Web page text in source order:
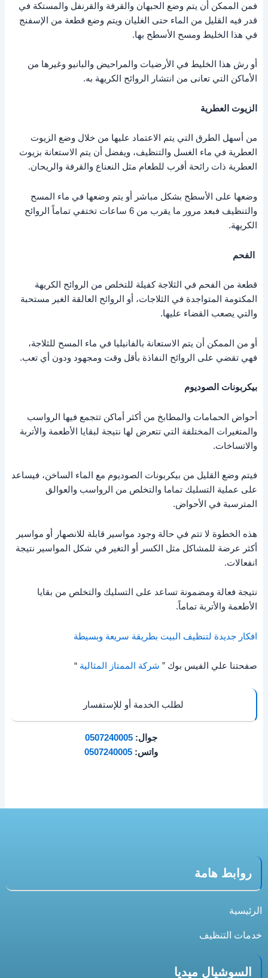
فمن الممكن أن يتم وضع الحبهان والقرفة والقرنفل والمستكة في
قدر فيه القليل من الماء حتى الغليان ويتم وضع قطعة من الإسفنج
في هذا الخليط ومسح الأسطح بها.
أو رش هذا الخليط في الأرضيات والمراحيض والبانيو وغيرها من
الأماكن التي تعانى من انتشار الروائح الكريهة به.
الزيوت العطرية
من أسهل الطرق التي يتم الاعتماد عليها من خلال وضع الزيوت
العطرية في ماء الغسل والتنظيف، ويفضل أن يتم الاستعانة بزيوت
العطرية ذات رائحة أقرب للطعام مثل النعناع والقرفة والريحان.
وضعها على الأسطح بشكل مباشر أو يتم وضعها في ماء المسح
والتنظيف فبعد مرور ما يقرب من 6 ساعات تختفي تماماً الروائح
الكريهة.
الفحم
قطعة من الفحم في الثلاجة كفيلة للتخلص من الروائح الكريهة
المكتومة المتواجدة في الثلاجات، أو الروائح العالقة الغير مستحبة
والتي يصعب القضاء عليها.
أو من الممكن أن يتم الاستعانة بالفانيليا في ماء المسح للثلاجة،
فهي تقضي على الروائح النفاذة بأقل وقت ومجهود ودون أي تعب.
بيكربونات الصوديوم
أحواض الحمامات والمطابخ من أكثر أماكن تتجمع فيها الرواسب
والمتغيرات المختلفة التي تتعرض لها نتيجة لبقايا الأطعمة والأتربة
والاتساخات.
فيتم وضع القليل من بيكربونات الصوديوم مع الماء الساخن، فيساعد
على عملية التسليك تماما والتخلص من الرواسب والعوالق
المترسبة في الأحواض.
هذه الخطوة لا تتم في حالة وجود مواسير قابلة للانصهار أو مواسير
أكثر عرضة للمشاكل مثل الكسر أو التغير في شكل المواسير نتيجة
انفعالات.
نتيجة فعالة ومضمونة تساعد على التسليك والتخلص من بقايا
الأطعمة والأتربة تماماً.
افكار جديدة لتنظيف البيت بطريقة سريعة وبسيطة
صفحتنا علي الفيس بوك ” شركة الممتاز المثالية “
لطلب الخدمة أو للإستفسار
جوال:0507240005
واتس:0507240005
روابط هامة
الرئيسية
خدمات التنظيف
السوشيال ميديا